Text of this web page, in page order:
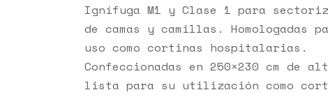
Ignífuga M1 y Clase 1 para
de camas y camillas. Homologadas
uso como cortinas hospitalarias.
Confeccionadas en 250×230 cm de
lista para su utilización como